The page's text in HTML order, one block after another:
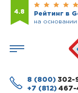
4.8
Рейтинг в
на
8 (800) 302-
+7 (812) 467-